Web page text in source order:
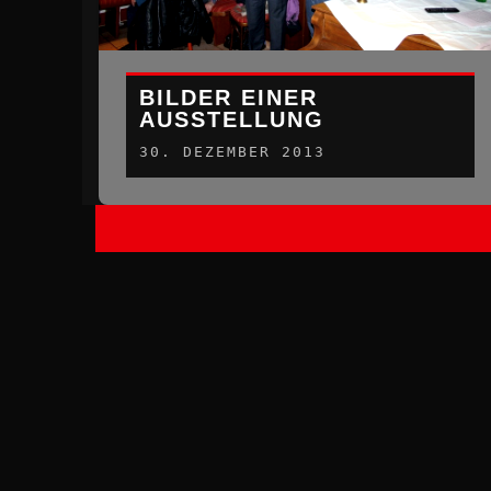
BILDER EINER
AUSSTELLUNG
30. DEZEMBER 2013